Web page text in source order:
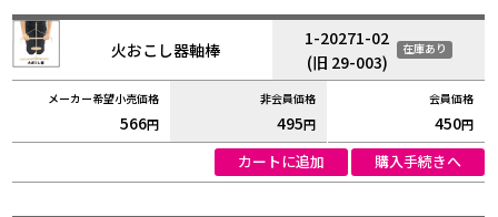
火おこし器軸棒
1-20271-02
(旧 29-003)
在庫あり
566円 495円 450円
カートに追加 購入手続きへ